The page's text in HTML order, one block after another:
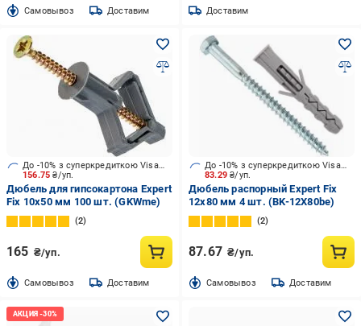
Cамовывоз Доставим Доставим
156.75₴/уп.
До -10% з суперкредиткою Visa Вигода
Дюбель для гипсокартона Expert
Fix 10x50 мм 100 шт. (GKWme)
2
165 ₴/уп.
Cамовывоз Доставим
83.29₴/уп.
До -10% з суперкредиткою Visa Вигода
Дюбель распорный Expert Fix
12x80 мм 4 шт. (BK-12X80be)
2
87.67 ₴/уп.
Cамовывоз Доставим